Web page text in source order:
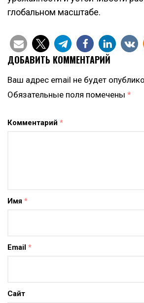
глобальном масштабе.
ДОБАВИТЬ КОММЕНТАРИЙ
Ваш адрес email не будет
Обязательные поля помечены *
Комментарий *
Имя *
Email *
Сайт